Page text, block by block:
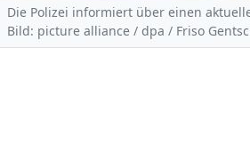
Die Polizei informiert über einen
Bild: picture alliance / dpa / Friso